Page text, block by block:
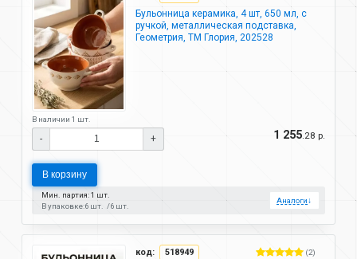
Бульонница керамика, 4 шт, 650 мл, с
ручкой, металлическая подставка,
Геометрия, ТМ Глория, 202528
В наличии 1 шт.
- + 1 255.28 р.
В корзину
Мин. партия: 1 шт.
В упаковке:6 шт. 6 шт.
Аналоги↓
код: 518949 (2)